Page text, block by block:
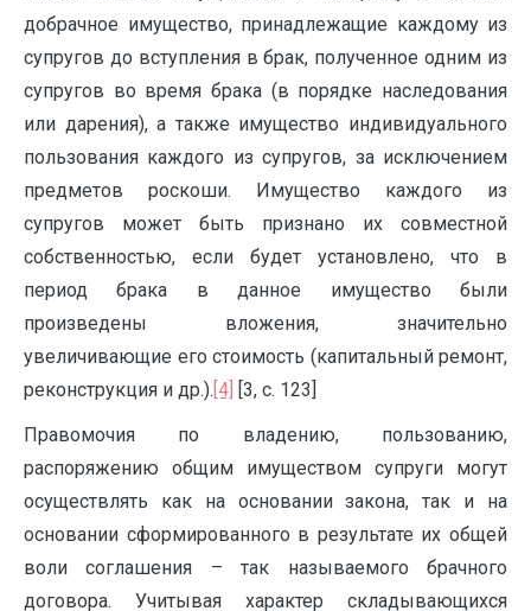
добрачное имущество, принадлежащие каждому из
супругов до вступления в брак, полученное одним из
супругов во время брака (в порядке наследования
или дарения), а также имущество индивидуального
пользования каждого из супругов, за исключением
предметов роскоши. Имущество каждого из
супругов может быть признано их совместной
собственностью, если будет установлено, что в
период брака в данное имущество были
произведены вложения, значительно
увеличивающие его стоимость (капитальный ремонт,
реконструкция и др.). [4] [3, с. 123]
Правомочия по владению, пользованию,
распоряжению общим имуществом супруги могут
осуществлять как на основании закона, так и на
основании сформированного в результате их общей
воли соглашения – так называемого брачного
договора. Учитывая характер складывающихся